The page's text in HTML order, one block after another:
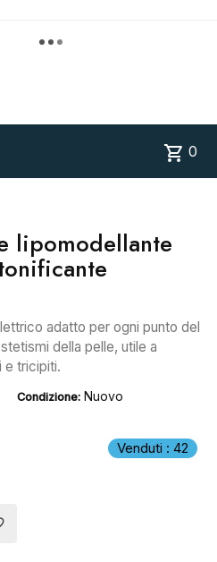
shopping_cart 0
lipomodellante
adatto per ogni punto del
della pelle, utile a
e tricipiti.
Condizione: Nuovo
Venduti : 42